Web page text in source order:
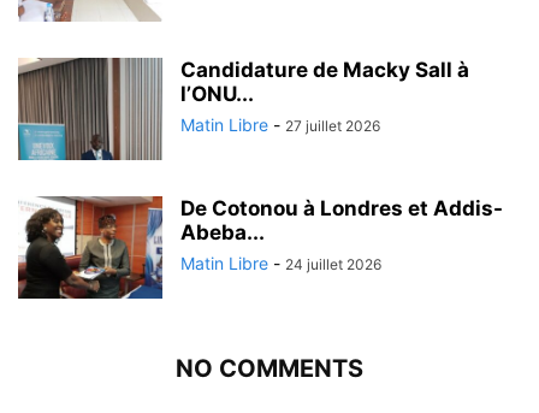
Candidature de Macky Sall à
l’ONU...
Matin Libre - 27 juillet 2026
De Cotonou à Londres et Addis-
Abeba...
Matin Libre - 24 juillet 2026
NO COMMENTS